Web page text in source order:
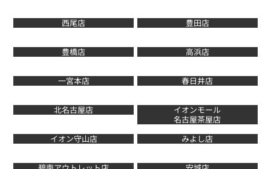
西尾店 豊田店
豊橋店 高浜店
一宮本店 春日井店
北名古屋店
イオンモール
名古屋茶屋店
イオン守山店
みよし店